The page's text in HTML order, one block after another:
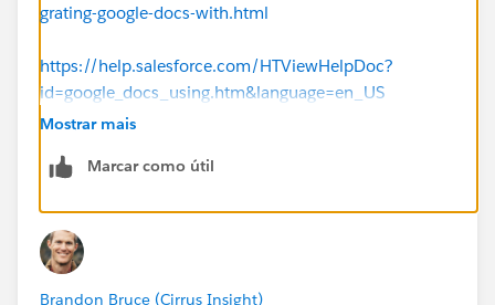
grating-google-docs-with.html
https://help.salesforce.com/HTViewHelpDoc?
id=google_docs_using.htm&language=en_US
Mostrar mais
Marcar como útil
Brandon Bruce (Cirrus Insight)